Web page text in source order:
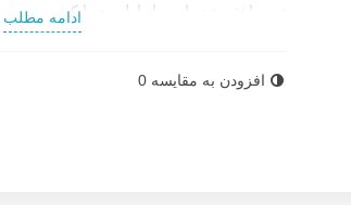
ساخته شده از مواد اولیه ی با کیفیت
برای اطلاعات بیشتر از
ادامه مطلب
افزودن به مقایسه 0